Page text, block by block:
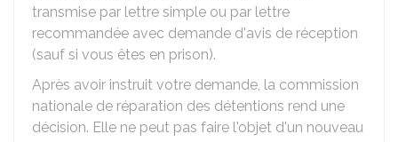
transmise par lettre simple ou par lettre
recommandée avec demande d'avis de réception
(sauf si vous êtes en prison).
Après avoir instruit votre demande, la commission
nationale de réparation des détentions rend une
décision. Elle ne peut pas faire l'objet d'un nouveau